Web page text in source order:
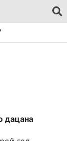
дацана